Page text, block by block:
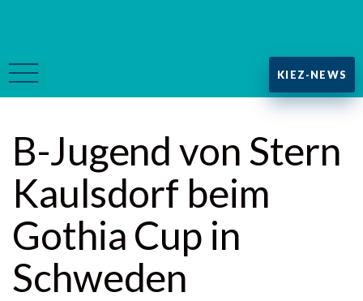
KIEZ-NEWS
B-Jugend von Stern
Kaulsdorf beim
Gothia Cup in
Schweden